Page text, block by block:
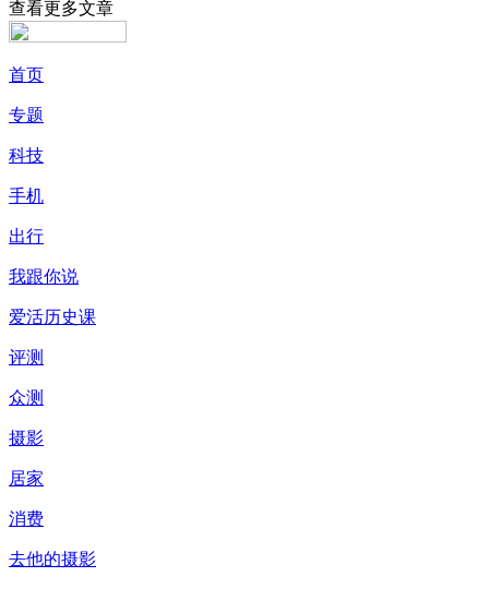
查看更多文章
首页
专题
科技
手机
出行
我跟你说
爱活历史课
评测
众测
摄影
居家
消费
去他的摄影